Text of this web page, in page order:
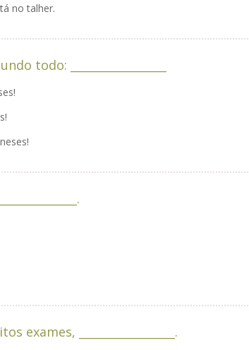
no talher.
todo: _________________
_________________.